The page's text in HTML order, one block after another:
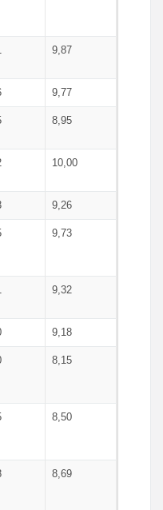
9,87
9,77
8,95
10,00
9,26
9,73
9,32
9,18
8,15
8,50
8,69